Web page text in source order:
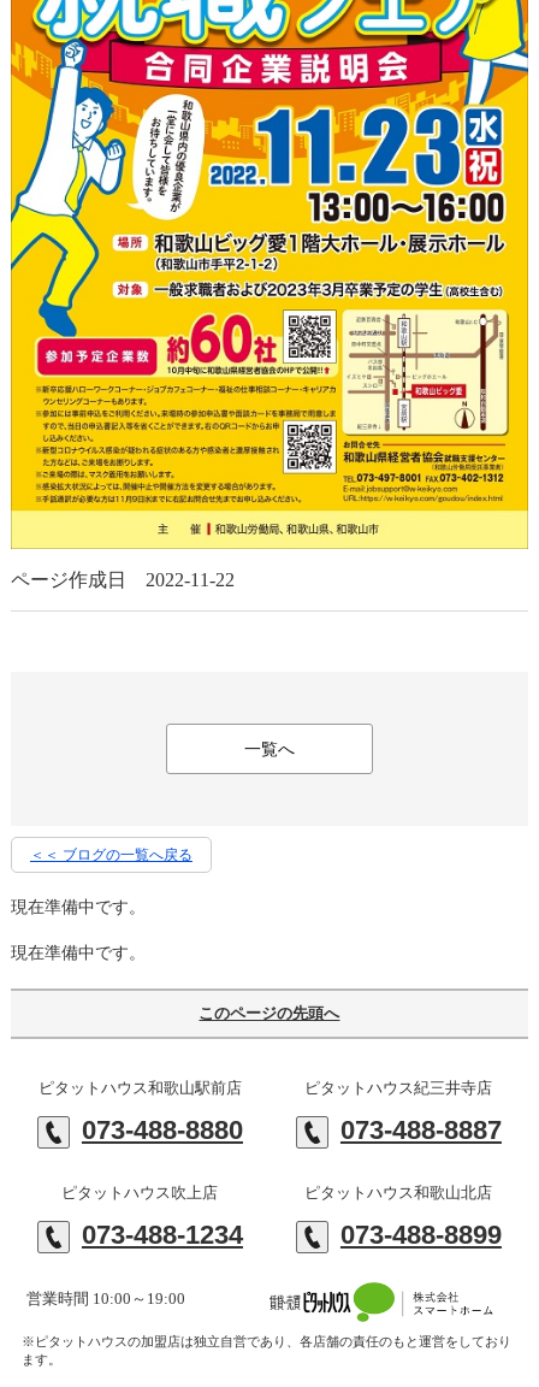
ページ作成日 2022-11-22
一覧へ
＜＜ ブログの一覧へ戻る
現在準備中です。
現在準備中です。
このページの先頭へ
ピタットハウス和歌山駅前店
073-488-8880
ピタットハウス紀三井寺店
073-488-8887
ピタットハウス吹上店
073-488-1234
ピタットハウス和歌山北店
073-488-8899
営業時間 10:00～19:00
※ピタットハウスの加盟店は独立自営であり、各店舗の責任のもと運営をしており
ます。